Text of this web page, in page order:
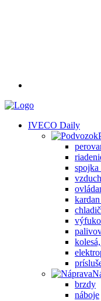
IVECO Daily
spojka
brzdy
náboje